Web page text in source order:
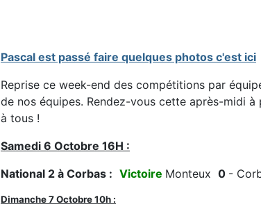
Pascal est passé faire quelques photos c'est ici
Reprise ce week-end des compétitions par
de nos équipes. Rendez-vous cette après-midi
à tous !
Samedi 6 Octobre 16H :
National 2 à Corbas : Victoire Monteux 0 -
Dimanche 7 Octobre 10h :